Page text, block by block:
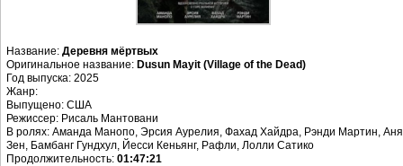
Название: Деревня мёртвых
Оригинальное название: Dusun Mayit (Village of the Dead)
Год выпуска: 2025
Жанр:
Выпущено: США
Режиссер: Рисаль Мантовани
В ролях: Аманда Манопо, Эрсия Аурелия, Фахад Хайдра, Рэнди Мартин, Аня
Зен, Бамбанг Гундхул, Йесси Кеньянг, Рафли, Лолли Сатико
Продолжительность: 01:47:21